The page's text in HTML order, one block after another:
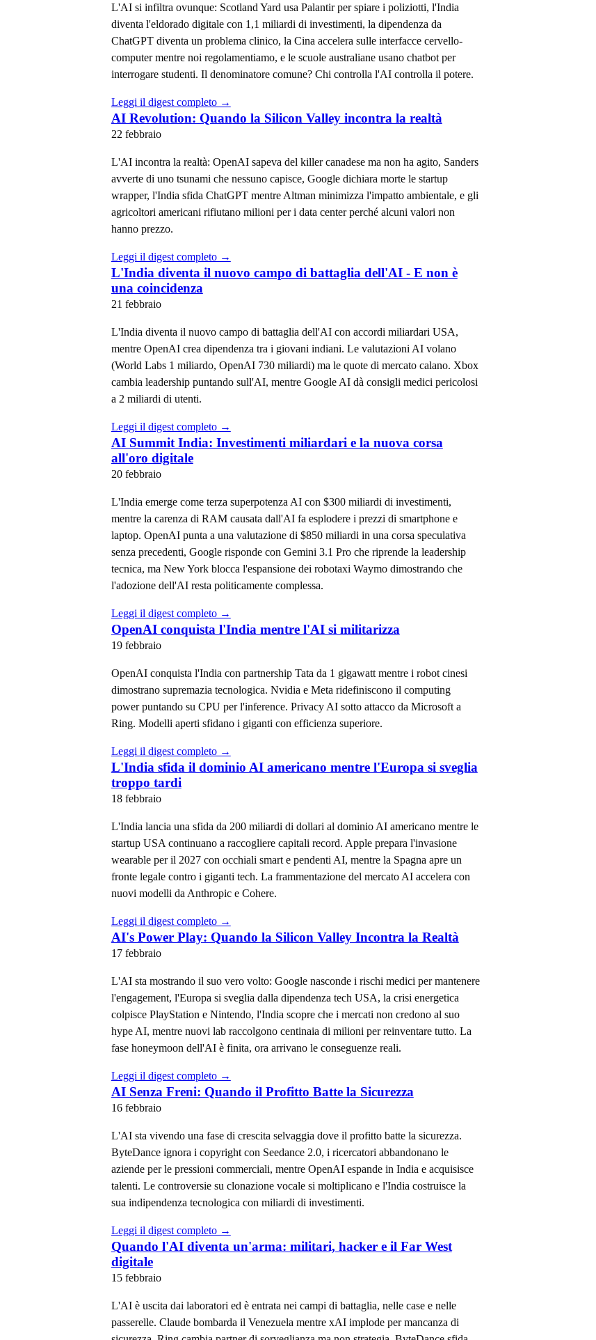
L'AI si infiltra ovunque: Scotland Yard usa Palantir per spiare i poliziotti, l'India
diventa l'eldorado digitale con 1,1 miliardi di investimenti, la dipendenza da
ChatGPT diventa un problema clinico, la Cina accelera sulle interfacce cervello-
computer mentre noi regolamentiamo, e le scuole australiane usano chatbot per
interrogare studenti. Il denominatore comune? Chi controlla l'AI controlla il potere.
Leggi il digest completo →
AI Revolution: Quando la Silicon Valley incontra la realtà
22 febbraio
L'AI incontra la realtà: OpenAI sapeva del killer canadese ma non ha agito, Sanders
avverte di uno tsunami che nessuno capisce, Google dichiara morte le startup
wrapper, l'India sfida ChatGPT mentre Altman minimizza l'impatto ambientale, e gli
agricoltori americani rifiutano milioni per i data center perché alcuni valori non
hanno prezzo.
Leggi il digest completo →
L'India diventa il nuovo campo di battaglia dell'AI - E non è
una coincidenza
21 febbraio
L'India diventa il nuovo campo di battaglia dell'AI con accordi miliardari USA,
mentre OpenAI crea dipendenza tra i giovani indiani. Le valutazioni AI volano
(World Labs 1 miliardo, OpenAI 730 miliardi) ma le quote di mercato calano. Xbox
cambia leadership puntando sull'AI, mentre Google AI dà consigli medici pericolosi
a 2 miliardi di utenti.
Leggi il digest completo →
AI Summit India: Investimenti miliardari e la nuova corsa
all'oro digitale
20 febbraio
L'India emerge come terza superpotenza AI con $300 miliardi di investimenti,
mentre la carenza di RAM causata dall'AI fa esplodere i prezzi di smartphone e
laptop. OpenAI punta a una valutazione di $850 miliardi in una corsa speculativa
senza precedenti, Google risponde con Gemini 3.1 Pro che riprende la leadership
tecnica, ma New York blocca l'espansione dei robotaxi Waymo dimostrando che
l'adozione dell'AI resta politicamente complessa.
Leggi il digest completo →
OpenAI conquista l'India mentre l'AI si militarizza
19 febbraio
OpenAI conquista l'India con partnership Tata da 1 gigawatt mentre i robot cinesi
dimostrano supremazia tecnologica. Nvidia e Meta ridefiniscono il computing
power puntando su CPU per l'inference. Privacy AI sotto attacco da Microsoft a
Ring. Modelli aperti sfidano i giganti con efficienza superiore.
Leggi il digest completo →
L'India sfida il dominio AI americano mentre l'Europa si sveglia
troppo tardi
18 febbraio
L'India lancia una sfida da 200 miliardi di dollari al dominio AI americano mentre le
startup USA continuano a raccogliere capitali record. Apple prepara l'invasione
wearable per il 2027 con occhiali smart e pendenti AI, mentre la Spagna apre un
fronte legale contro i giganti tech. La frammentazione del mercato AI accelera con
nuovi modelli da Anthropic e Cohere.
Leggi il digest completo →
AI's Power Play: Quando la Silicon Valley Incontra la Realtà
17 febbraio
L'AI sta mostrando il suo vero volto: Google nasconde i rischi medici per mantenere
l'engagement, l'Europa si sveglia dalla dipendenza tech USA, la crisi energetica
colpisce PlayStation e Nintendo, l'India scopre che i mercati non credono al suo
hype AI, mentre nuovi lab raccolgono centinaia di milioni per reinventare tutto. La
fase honeymoon dell'AI è finita, ora arrivano le conseguenze reali.
Leggi il digest completo →
AI Senza Freni: Quando il Profitto Batte la Sicurezza
16 febbraio
L'AI sta vivendo una fase di crescita selvaggia dove il profitto batte la sicurezza.
ByteDance ignora i copyright con Seedance 2.0, i ricercatori abbandonano le
aziende per le pressioni commerciali, mentre OpenAI espande in India e acquisisce
talenti. Le controversie su clonazione vocale si moltiplicano e l'India costruisce la
sua indipendenza tecnologica con miliardi di investimenti.
Leggi il digest completo →
Quando l'AI diventa un'arma: militari, hacker e il Far West
digitale
15 febbraio
L'AI è uscita dai laboratori ed è entrata nei campi di battaglia, nelle case e nelle
passerelle. Claude bombarda il Venezuela mentre xAI implode per mancanza di